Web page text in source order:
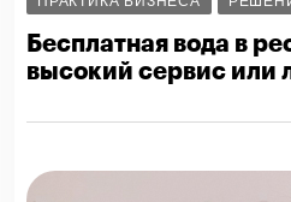
Бесплатная вода в
высокий сервис или